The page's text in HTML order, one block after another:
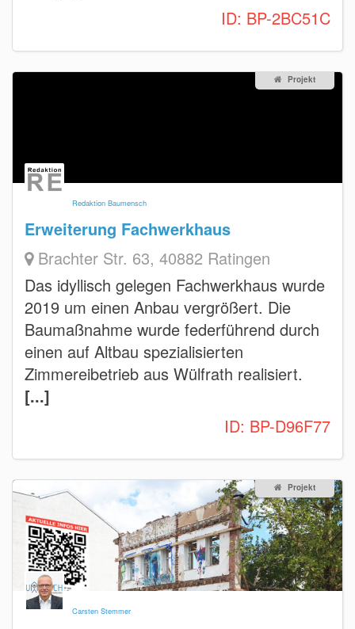
ID: BP-2BC51C
Projekt
Redaktion Baumensch
Erweiterung Fachwerkhaus
Brachter Str. 63, 40882 Ratingen
Das idyllisch gelegen Fachwerkhaus wurde
2019 um einen Anbau vergrößert. Die
Baumaßnahme wurde federführend durch
einen auf Altbau spezialisierten
Zimmereibetrieb aus Wülfrath realisiert.
[...]
ID: BP-D96F77
Projekt
Carsten Stemmer